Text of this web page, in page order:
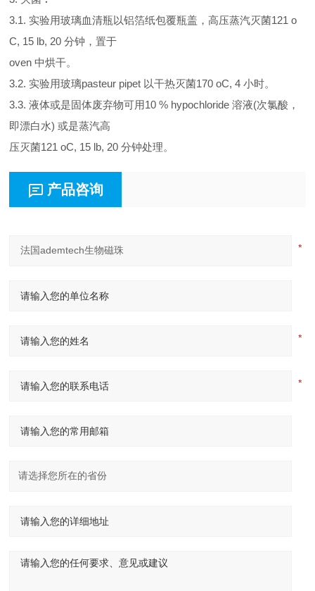
3.1. 实验用玻璃血清瓶以铝箔纸包覆瓶盖，高压蒸汽灭菌121 o
C, 15 lb, 20 分钟，置于
oven 中烘干。
3.2. 实验用玻璃pasteur pipet 以干热灭菌170 oC, 4 小时。
3.3. 液体或是固体废弃物可用10 % hypochloride 溶液(次氯酸，
即漂白水) 或是蒸汽高
压灭菌121 oC, 15 lb, 20 分钟处理。
产品咨询